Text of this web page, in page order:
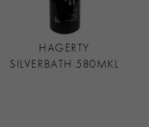
HAGERTY
SILVERBATH 580MKL